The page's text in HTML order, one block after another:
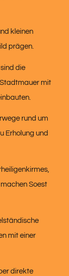
kleinen
prägen.
die
mit
rund um
Erholung und
Soest
mit einer
direkte